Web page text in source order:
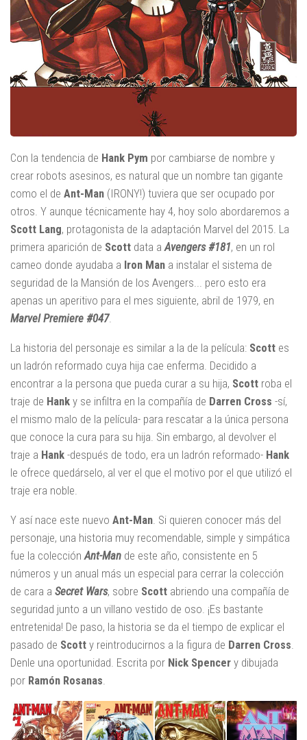
Con la tendencia de Hank Pym por cambiarse de nombre y
crear robots asesinos, es natural que un nombre tan gigante
como el de Ant-Man (IRONY!) tuviera que ser ocupado por
otros. Y aunque técnicamente hay 4, hoy solo abordaremos a
Scott Lang, protagonista de la adaptación Marvel del 2015. La
primera aparición de Scott data aAvengers #181, en un rol
cameo donde ayudaba a Iron Man a instalar el sistema de
seguridad de la Mansión de los Avengers... pero esto era
apenas un aperitivo para el mes siguiente, abril de 1979, en
Marvel Premiere #047.
La historia del personaje es similar a la de la película: Scott es
un ladrón reformado cuya hija cae enferma. Decidido a
encontrar a la persona que pueda curar a su hija, Scott roba el
traje de Hank y se infiltra en la compañía de Darren Cross -sí,
el mismo malo de la película- para rescatar a la única persona
que conoce la cura para su hija. Sin embargo, al devolver el
traje a Hank -después de todo, era un ladrón reformado- Hank
le ofrece quedárselo, al ver el que el motivo por el que utilizó el
traje era noble.
Y así nace este nuevo Ant-Man . Si quieren conocer más del
personaje, una historia muy recomendable, simple y simpática
fue la colección Ant-Man de este año, consistente en 5
números y un anual más un especial para cerrar la colección
de cara a Secret Wars, sobre Scott abriendo una compañía de
seguridad junto a un villano vestido de oso. ¡Es bastante
entretenida! De paso, la historia se da el tiempo de explicar el
pasado de Scott y reintroducirnos a la figura de Darren Cross
Denle una oportunidad. Escrita por Nick Spencer y dibujada
por Ramón Rosanas